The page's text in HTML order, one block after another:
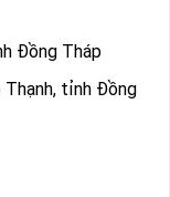
mục “Sim giảm
sim được đại lý
mua được sim
ra quý khách
thể tham khảo
Sim hợp mệnh
Đồng Tháp
tỉnh Đồng